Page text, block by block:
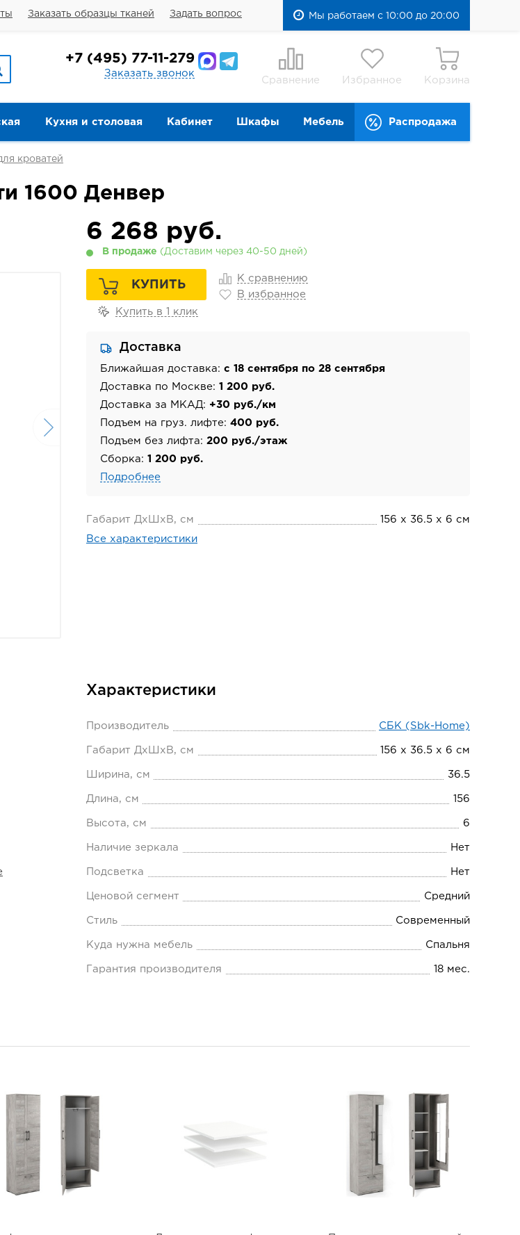
Заказать образцы тканей Задать вопрос Мы работаем с 10:00 до 20:00
+7 (495) 77-11-279
Заказать звонок
Сравнение Избранное Корзина
Кухня и столовая Кабинет Шкафы Мебель Распродажа
кроватей
1600 Денвер
6 268 руб.
В продаже (Доставим через 40-50 дней)
КУПИТЬ
К сравнению
В избранное
Купить в 1 клик
Доставка
Ближайшая доставка: с 18 сентября по 28 сентября
Доставка по Москве: 1 200 руб.
Доставка за МКАД: +30 руб./км
Подъем на груз. лифте: 400 руб.
Подъем без лифта: 200 руб./этаж
Сборка: 1 200 руб.
Подробнее
Габарит ДхШхВ, см 156 х 36.5 х 6 см
Все характеристики
Характеристики
Производитель СБК (Sbk-Home)
Габарит ДхШхВ, см 156 х 36.5 х 6 см
Ширина, см 36.5
Длина, см 156
Высота, см 6
Наличие зеркала Нет
Подсветка Нет
Ценовой сегмент Средний
Стиль Современный
Куда нужна мебель Спальня
Гарантия производителя 18 мес.